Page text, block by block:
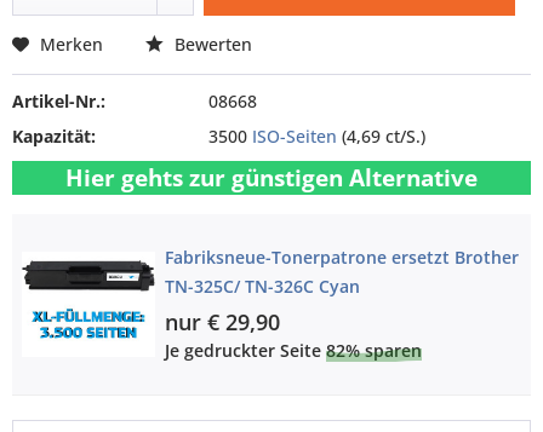
Merken Bewerten
Artikel-Nr.:
08668
Kapazität:
3500 ISO-Seiten (4,69 ct/S.)
Hier gehts zur günstigen Alternative
Fabriksneue-Tonerpatrone ersetzt Brother
TN-325C/ TN-326C Cyan
nur € 29,90
Je gedruckter Seite 82% sparen